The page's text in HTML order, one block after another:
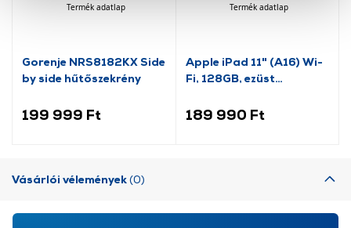
cookie-k személyazonosítására nem alkalmasak,
További információk:ÁSZF ésAdatvédelem
Termék adatlap
Gorenje NRS8182KX Side
by side hűtőszekrény
199 999 Ft
Termék adatlap
Apple iPad 11" (A16) Wi-
Fi, 128GB, ezüst
189 990 Ft
Vásárlói vélemények(0)